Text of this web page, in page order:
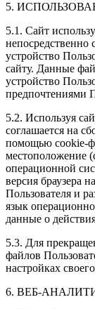
5.
5.1. Сайт
непосредственно
устройство
сайту. Данные
устройство
предпочтениями
5.2. Используя
соглашается на
помощью cookie-
местоположение
операционной
версия браузера
Пользователя и
язык
данные о
5.3. Для
файлов
настройках
6. ВЕБ-